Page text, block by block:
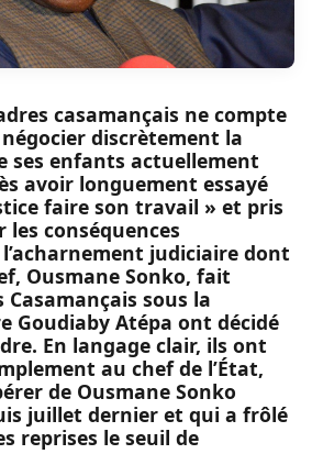
casamançais ne compte
discrètement la
ses enfants actuellement
avoir longuement essayé
faire son travail » et pris
les conséquences
judiciaire dont
Ousmane Sonko, fait
Casamançais sous la
Goudiaby Atépa ont décidé
En langage clair, ils ont
au chef de l’État,
de Ousmane Sonko
juillet dernier et qui a frôlé
reprises le seuil de